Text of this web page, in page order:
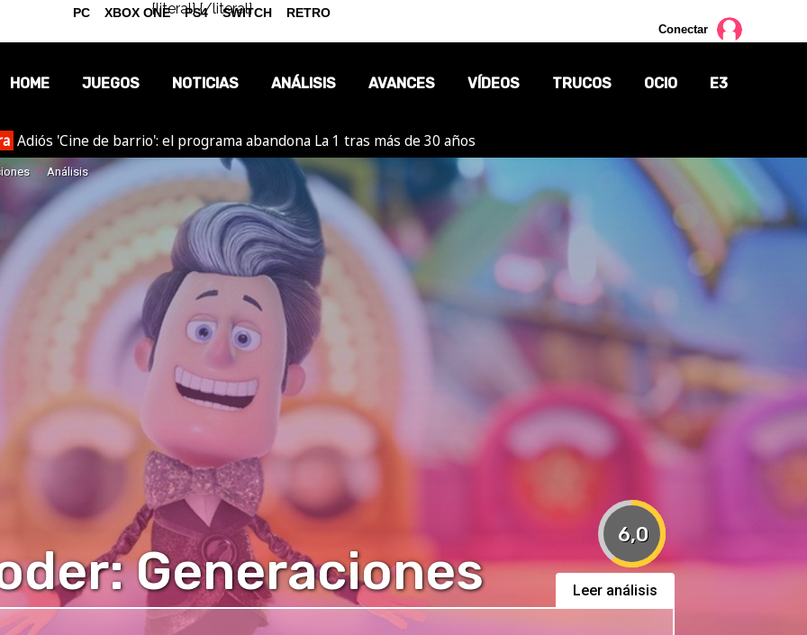
{literal}{/literal}
Conectar
HOME JUEGOS NOTICIAS
OPINIÓN
REPORTAJES
ANÁLISIS AVANCES VÍDEOS TRUCOS OCIO
TV
CÓMICS
E3
Adiós 'Cine de barrio': el programa abandona La 1 tras más de 30 años
Análisis
6,0
Generaciones Leer análisis
PC XBOX ONE PS4 SWITCH RETRO